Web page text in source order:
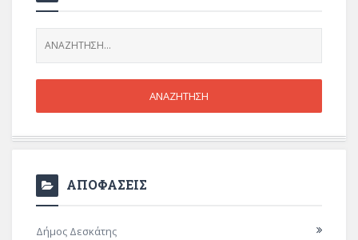
ΑΠΟΦΑΣΕΙΣ
Δήμος Δεσκάτης